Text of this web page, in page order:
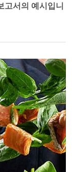
서의 예시입니